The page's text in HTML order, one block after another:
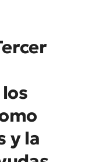
y la